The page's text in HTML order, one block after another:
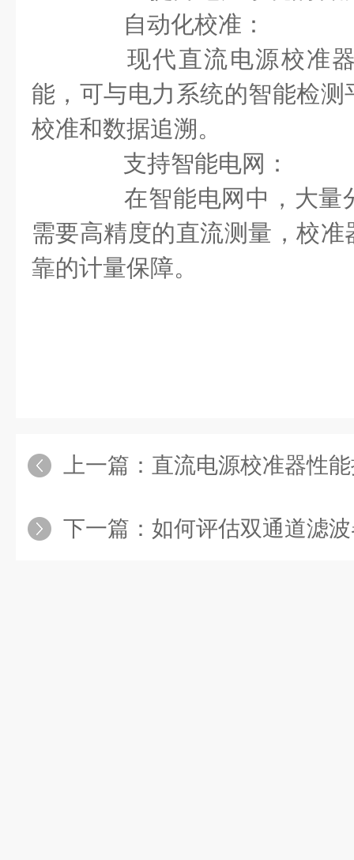
自动化校准：
现代直流电源校准器
能，可与电力系统的智能检
校准和数据追溯。
支持智能电网：
在智能电网中，大量
需要高精度的直流测量，校
靠的计量保障。
上一篇： 直流电源校准器性
下一篇： 如何评估双通道滤